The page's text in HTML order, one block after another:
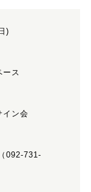
)
ース
イン会
092-731-